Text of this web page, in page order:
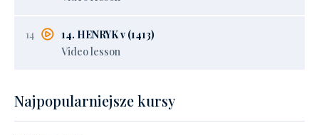
14
14. HENRYK v (1413)
Video lesson
Najpopularniejsze kursy